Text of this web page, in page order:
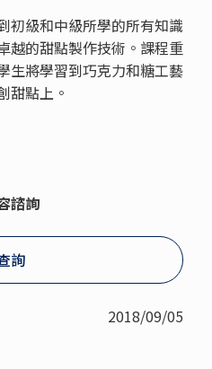
初級和中級所學的所有知識
越的甜點製作技術。課程重
生將學習到巧克力和糖工藝
甜點上。
諮詢
詢
2018/09/05